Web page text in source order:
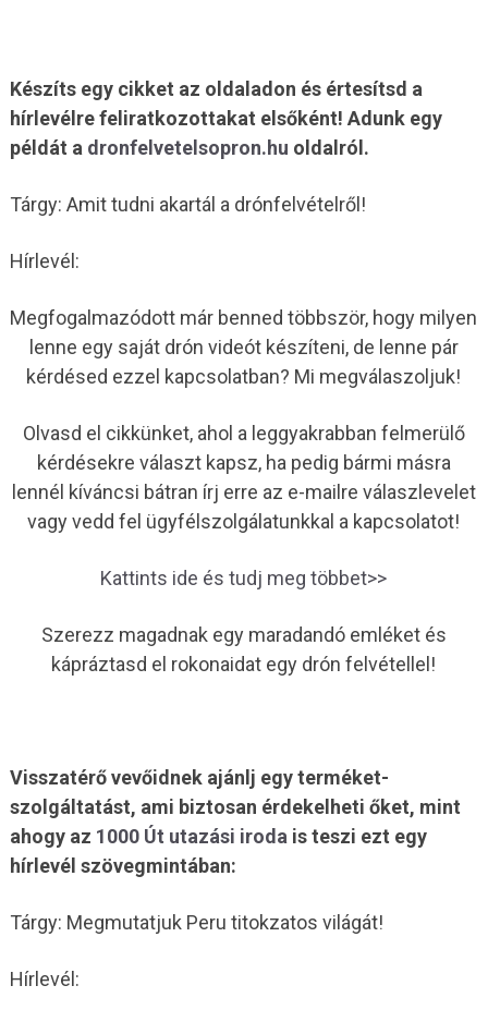
Készíts egy cikket az oldaladon és értesítsd a
hírlevélre feliratkozottakat elsőként! Adunk egy
példát a dronfelvetelsopron.hu oldalról.
Tárgy: Amit tudni akartál a drónfelvételről!
Hírlevél:
Megfogalmazódott már benned többször, hogy milyen
lenne egy saját drón videót készíteni, de lenne pár
kérdésed ezzel kapcsolatban? Mi megválaszoljuk!
Olvasd el cikkünket, ahol a leggyakrabban felmerülő
kérdésekre választ kapsz, ha pedig bármi másra
lennél kíváncsi bátran írj erre az e-mailre válaszlevelet
vagy vedd fel ügyfélszolgálatunkkal a kapcsolatot!
Kattints ide és tudj meg többet>>
Szerezz magadnak egy maradandó emléket és
kápráztasd el rokonaidat egy drón felvétellel!
Visszatérő vevőidnek ajánlj egy terméket-
szolgáltatást, ami biztosan érdekelheti őket, mint
ahogy az 1000 Út utazási iroda is teszi ezt egy
hírlevél szövegmintában:
Tárgy: Megmutatjuk Peru titokzatos világát!
Hírlevél: